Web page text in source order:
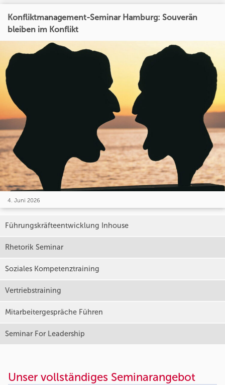
Konfliktmanagement-Seminar Hamburg: Souverän
bleiben im Konflikt
4. Juni 2026
Führungskräfteentwicklung Inhouse
Rhetorik Seminar
Soziales Kompetenztraining
Vertriebstraining
Mitarbeitergespräche Führen
Seminar For Leadership
Unser vollständiges Seminarangebot